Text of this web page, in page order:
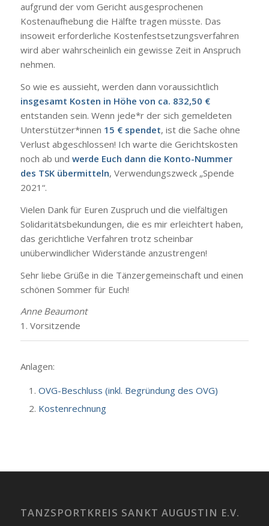
aufgrund der vom Gericht ausgesprochenen
Kostenaufhebung die Hälfte tragen müsste. Das
insoweit erforderliche Kostenfestsetzungsverfahren
wird aber wahrscheinlich ein gewisse Zeit in Anspruch
nehmen.
So wie es aussieht, werden dann voraussichtlich
insgesamt Kosten in Höhe von ca. 832,50 €
entstanden sein. Wenn jede*r der sich gemeldeten
Unterstützer*innen 15 € spendet, ist die Sache ohne
Verlust abgeschlossen! Ich warte die Gerichtskosten
noch ab und werde Euch dann die Konto-Nummer
des TSK übermitteln, Verwendungszweck „Spende
2021“.
Vielen Dank für Euren Zuspruch und die vielfältigen
Solidaritätsbekundungen, die es mir erleichtert haben,
das gerichtliche Verfahren trotz scheinbar
unüberwindlicher Widerstände anzustrengen!
Sehr liebe Grüße in die Tänzergemeinschaft und einen
schönen Sommer für Euch!
Anne Beaumont
1. Vorsitzende
Anlagen:
OVG-Beschluss (inkl. Begründung des OVG)
Kostenrechnung
TANZSPORTKREIS SANKT AUGUSTIN E.V.